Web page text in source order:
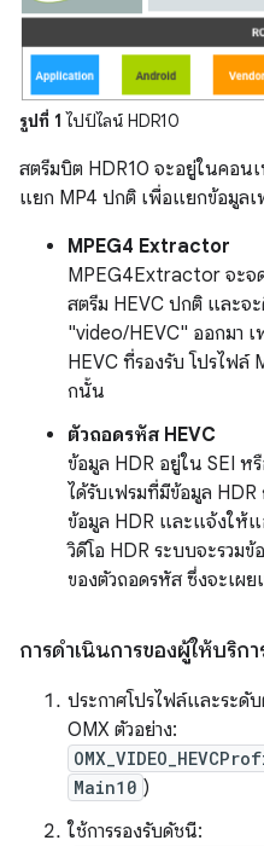
รูปที่ 1 ไปป์ไลน์ HDR10
สตรีมบิต HDR10 จะอยู่ในคอน
แยก MP4 ปกติ เพื่อแยกข้อมูล
MPEG4 Extractor
MPEG4Extractor จะจ
สตรีม HEVC ปกติ และจ
"video/HEVC" ออกมา เ
HEVC ที่รองรับ โปรไฟล์
กนั้น
ตัวถอดรหัส HEVC
ข้อมูล HDR อยู่ใน SEI ห
ได้รับเฟรมที่มีข้อมูล
ข้อมูล HDR และแจ้งให้
วิดีโอ HDR ระบบจะรวม
ของตัวถอดรหัส ซึ่งจะเผ
การดำเนินการของผู้ให้บริกา
ประกาศโปรไฟล์และระดั
OMX ตัวอย่าง:
Main10 )
ใช้การรองรับดัชนี: